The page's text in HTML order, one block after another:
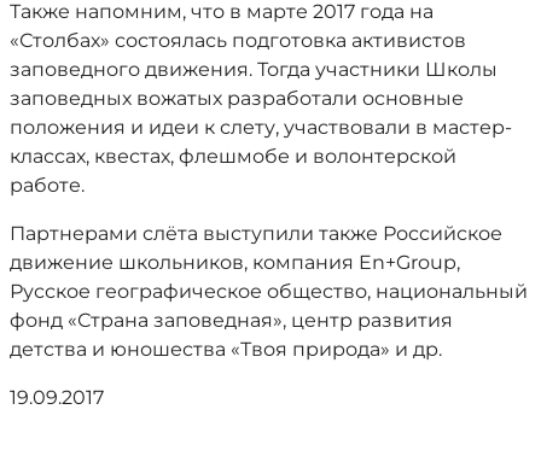
Также напомним, что в марте 2017 года на
«Столбах» состоялась подготовка активистов
заповедного движения. Тогда участники Школы
заповедных вожатых разработали основные
положения и идеи к слету, участвовали в мастер-
классах, квестах, флешмобе и волонтерской
работе.
Партнерами слёта выступили также Российское
движение школьников, компания En+Group,
Русское географическое общество, национальный
фонд «Страна заповедная», центр развития
детства и юношества «Твоя природа» и др.
19.09.2017